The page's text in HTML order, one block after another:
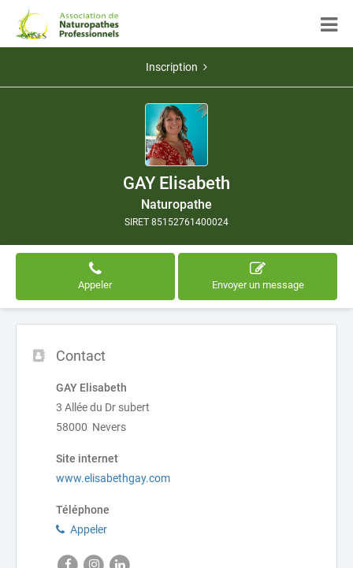
Inscription
GAY Elisabeth
Naturopathe
SIRET 85152761400024
Appeler Envoyer un message
Contact
GAY Elisabeth
3 Allée du Dr subert
58000 Nevers
Site internet
www.elisabethgay.com
Téléphone
Appeler